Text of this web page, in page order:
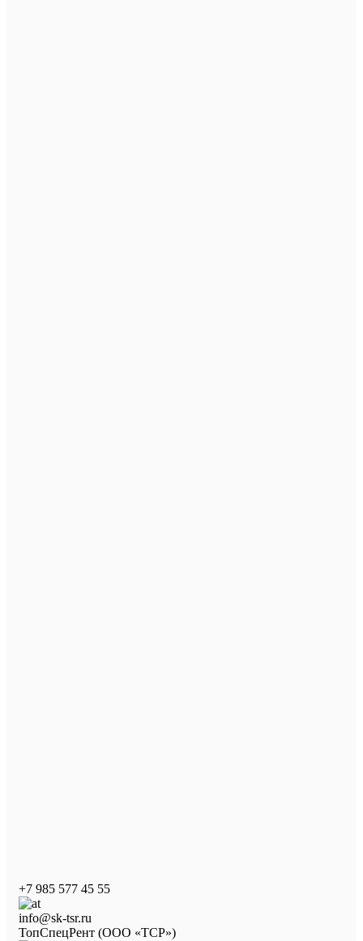
+7 985 577 45 55
info@sk-tsr.ru
ТопСпецРент (ООО «ТСР»)